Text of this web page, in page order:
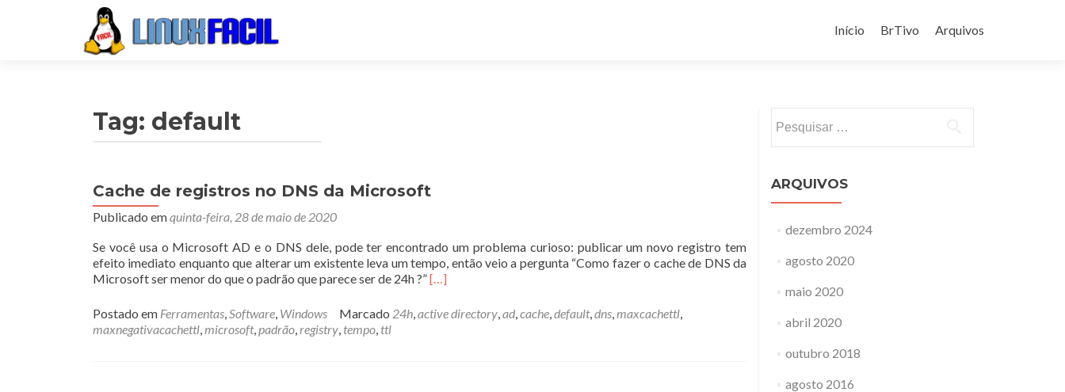
para
Início BrTivo Arquivos
Tag: default
Cache de registros no DNS da Microsoft
Publicado emquinta-feira, 28 de maio de 2020
Se você usa o Microsoft AD e o DNS dele, pode ter encontrado um problema curioso: publicar um novo registro tem
efeito imediato enquanto que alterar um existente leva um tempo, então veio a pergunta “Como fazer o cache de DNS da
Microsoft ser menor do que o padrão que parece ser de 24h ?”Leia
sobreCache
[…]
Postado em Ferramentas,Software, Windows Marcado 24h,active directory,ad,cache,default,dns,maxcachettl,
maxnegativacachettl,microsoft,padrão,registry, tempo, ttl
por:
ARQUIVOS
dezembro 2024
agosto 2020
maio 2020
abril 2020
outubro 2018
agosto 2016